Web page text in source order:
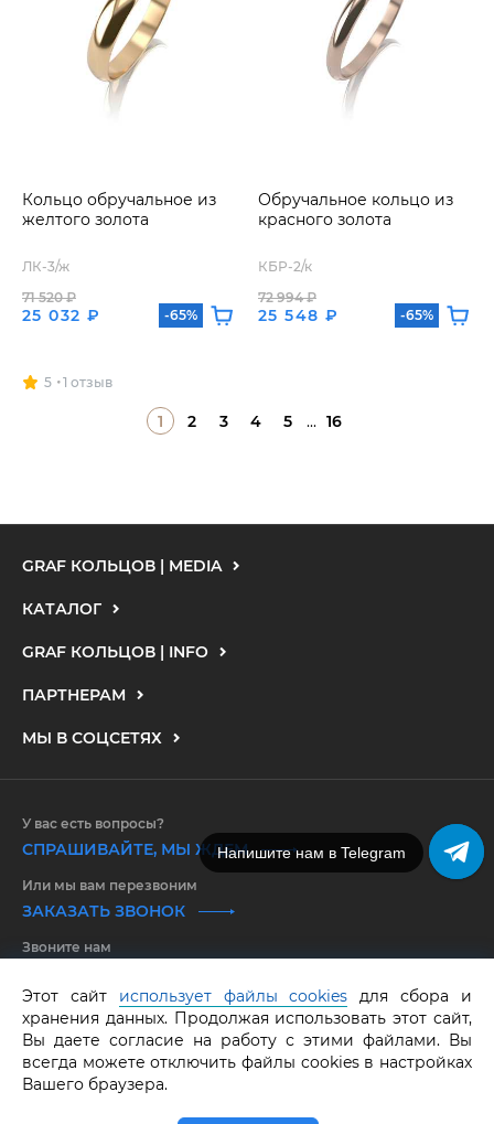
Кольцо обручальное из
желтого золота
ЛК-3/ж
25 032 ₽
71 520 ₽
-65%
5 1 отзыв
Обручальное кольцо из
красного золота
КБР-2/к
25 548 ₽
72 994 ₽
-65%
1 2 3 4 5 ... 16
GRAF КОЛЬЦОВ | MEDIA
КАТАЛОГ
GRAF КОЛЬЦОВ | INFO
ПАРТНЕРАМ
МЫ В СОЦСЕТЯХ
GRAF КОЛЬЦОВ. Все права защищены.
У вас есть вопросы?
СПРАШИВАЙТЕ, МЫ ЖДЕМ
Или мы вам перезвоним
ЗАКАЗАТЬ ЗВОНОК
Звоните нам
Этот сайт использует файлы cookies для сбора и
хранения данных. Продолжая использовать этот сайт,
Вы даете согласие на работу с этими файлами. Вы
всегда можете отключить файлы cookies в настройках
Вашего браузера.
Напишите нам в Telegram